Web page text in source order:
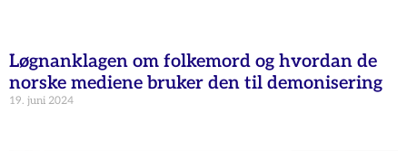
Løgnanklagen om folkemord og hvordan de
norske mediene bruker den til demonisering
19. juni 2024